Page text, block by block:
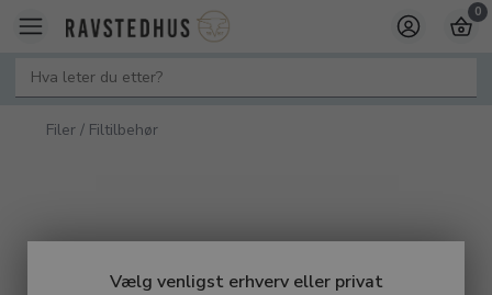
Vælg venligst erhverv eller privat
0
Filer / Filtilbehør